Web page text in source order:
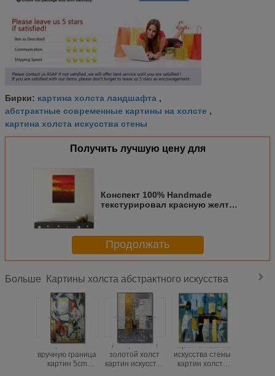
Бирки: картина холста ландшафта ,
абстрактные современные картины на холсте ,
картина холста искусства стены
Получить лучшую цену для
Конспект 100% Handmade
текстурировал красную желтую
нордическом для внутреннего
художественного оформления
Продолжать
Больше Картины холста абстрактного искусства
Покрашенная
вручную граница
картин 5cm
Абстрактный
золотой холст
картин искусства
Картина маслом
искусства стены
картин холста